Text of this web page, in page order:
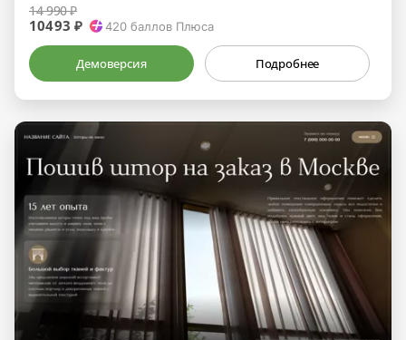
14 990 ₽
10493 ₽ 420 баллов Плюса
Демоверсия Подробнее